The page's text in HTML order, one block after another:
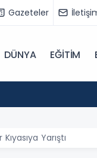
Gazeteler
DÜNYA EĞİTİM
Yarıştı